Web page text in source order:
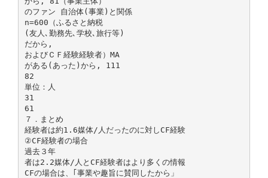
のファン 自治体(事業)と関係
n=600（ふるさと納税
(友人､勤務先､学校､旅行等)
だから,
およびＣＦ経験経験者）MA
がある(あった)から, 111
82
単位：人
31
61
７．まとめ
経験者は約1.6媒体/人だったのに対しCF経験
②CF経験者の場合
過去３年
者は2.2媒体/人とCF経験者はより多くの情報
CFの場合は、｢事業や趣旨に賛同したから」